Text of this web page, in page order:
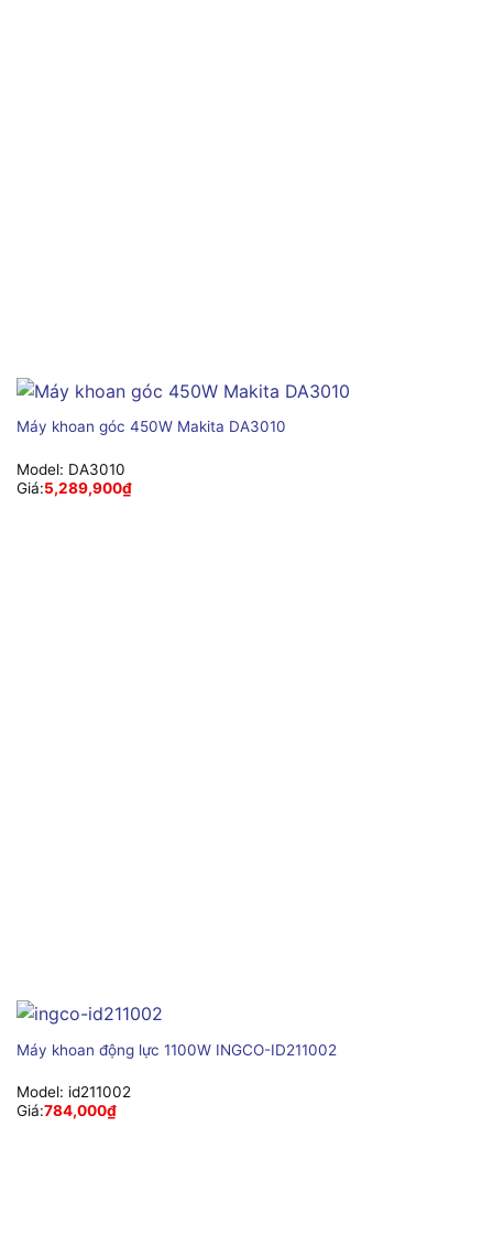
Máy khoan góc 450W Makita DA3010
Model: DA3010
Giá:5,289,900₫
Máy khoan động lực 1100W INGCO-ID211002
Model: id211002
Giá:784,000₫